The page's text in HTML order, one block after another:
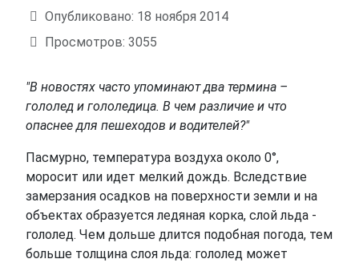
Опубликовано: 18 ноября 2014
Просмотров: 3055
"В новостях часто упоминают два термина –
гололед и гололедица. В чем различие и что
опаснее для пешеходов и водителей?"
Пасмурно, температура воздуха около 0°,
моросит или идет мелкий дождь. Вследствие
замерзания осадков на поверхности земли и на
объектах образуется ледяная корка, слой льда -
гололед. Чем дольше длится подобная погода, тем
больше толщина слоя льда: гололед может